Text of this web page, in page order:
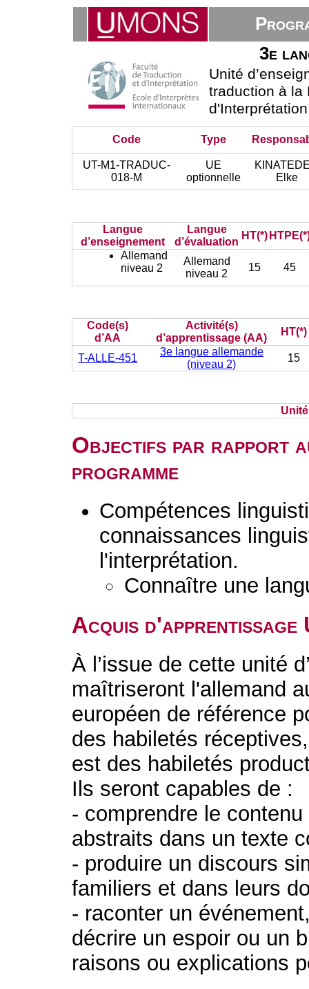
3e
Unité
traduction à la
Code Type
UT-M1-TRADUC-
018-M
UE
optionnelle
Elke
Langue
d’enseignement
Langue
d’évaluation
HT(*)
Allemand
niveau 2
Allemand
niveau 2
15 45
Code(s)
d’AA
Activité(s)
d’apprentissage (AA)
HT(*)
T-ALLE-451
3e langue allemande
(niveau 2)
15
Objectifs par rapport
programme
Compétences
connaissances
l'interprétation.
Connaître une
Acquis d'apprentissage
À l’issue de cette unité
maîtriseront l'allemand
européen de référence
des habiletés
est des habiletés
Ils seront capables de :
- comprendre le
abstraits dans un texte
- produire un discours
familiers et dans leurs
- raconter un
décrire un espoir ou un
raisons ou explications